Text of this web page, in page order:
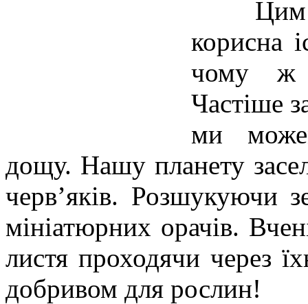
Цим
корисна
чому ж
Частіше
ми
дощу. Нашу планету
черв’яків. Розшукуючи
мініатюрних орачів.
листя проходячи через
добривом для рослин!